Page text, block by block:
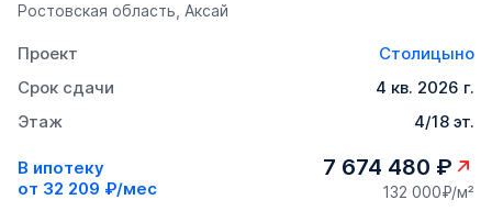
Ростовская область, Аксай
Проект
Столицыно
Срок сдачи
4 кв. 2026 г.
Этаж
4/18 эт.
В ипотеку
от 32 209 ₽/мес
7 674 480 ₽
132 000₽/м²